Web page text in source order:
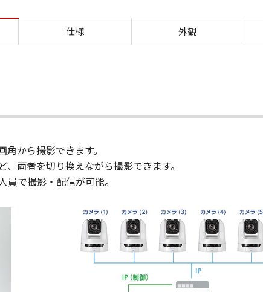
システム構成例 CR-N300
仕様 外観
から撮影できます。
両者を切り換えながら撮影できます。
で撮影・配信が可能。